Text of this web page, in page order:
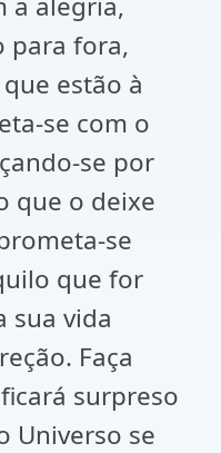
para fora,
estão à
se com o
se por
que o deixe
se
que for
sua vida
Faça
surpreso
Universo se